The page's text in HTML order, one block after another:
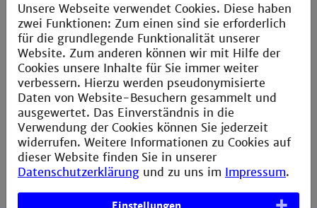
Mannheim onhttps://www.stw-ma.de/en/housing/
Return to INB Application Page
Unsere Webseite verwendet Cookies. Diese haben
zwei Funktionen: Zum einen sind sie erforderlich
für die grundlegende Funktionalität unserer
Website. Zum anderen können wir mit Hilfe der
Cookies unsere Inhalte für Sie immer weiter
verbessern. Hierzu werden pseudonymisierte
Daten von Website-Besuchern gesammelt und
ausgewertet. Das Einverständnis in die
Verwendung der Cookies können Sie jederzeit
widerrufen. Weitere Informationen zu Cookies auf
dieser Website finden Sie in unserer
Datenschutzerklärung und zu uns im Impressum.